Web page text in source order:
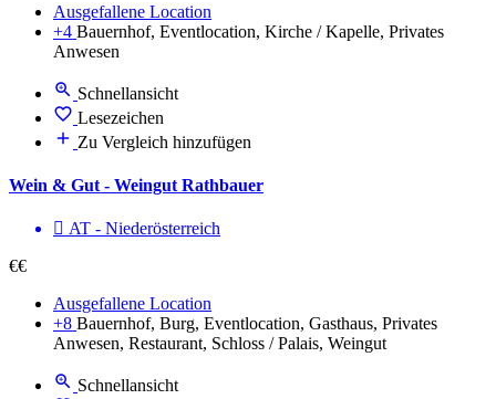
Ausgefallene Location
+4 Bauernhof, Eventlocation, Kirche / Kapelle, Privates
Anwesen
Schnellansicht
Lesezeichen
Zu Vergleich hinzufügen
Wein & Gut - Weingut Rathbauer
AT - Nieder­österreich
€€
Ausgefallene Location
+8 Bauernhof, Burg, Eventlocation, Gasthaus, Privates
Anwesen, Restaurant, Schloss / Palais, Weingut
Schnellansicht